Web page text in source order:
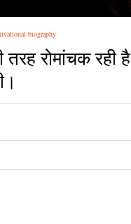
biography
तरह रोमांचक रही